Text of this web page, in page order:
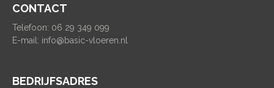
CONTACT
Telefoon: 06 29 349 099
E-mail: info@basic-vloeren.nl
BEDRIJFSADRES